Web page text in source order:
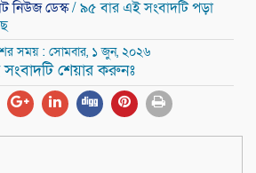
নিউজ ডেস্ক/ ৯৫ বার এই সংবাদটি পড়া
সময় : সোমবার, ১ জুন, ২০২৬
শেয়ার করুনঃ